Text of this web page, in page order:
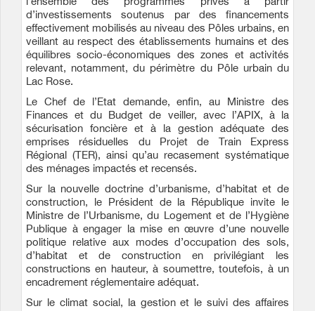
d’investissements soutenus par des financements
effectivement mobilisés au niveau des Pôles urbains, en
veillant au respect des établissements humains et des
équilibres socio-économiques des zones et activités
relevant, notamment, du périmètre du Pôle urbain du
Lac Rose.
Le Chef de l’Etat demande, enfin, au Ministre des
Finances et du Budget de veiller, avec l’APIX, à la
sécurisation foncière et à la gestion adéquate des
emprises résiduelles du Projet de Train Express
Régional (TER), ainsi qu’au recasement systématique
des ménages impactés et recensés.
Sur la nouvelle doctrine d’urbanisme, d’habitat et de
construction, le Président de la République invite le
Ministre de l’Urbanisme, du Logement et de l’Hygiène
Publique à engager la mise en œuvre d’une nouvelle
politique relative aux modes d’occupation des sols,
d’habitat et de construction en privilégiant les
constructions en hauteur, à soumettre, toutefois, à un
encadrement réglementaire adéquat.
Sur le climat social, la gestion et le suivi des affaires